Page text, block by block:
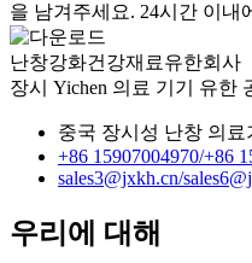
을 남겨주세요. 24시간 이내
난창강화건강재료유한회사
장시 Yichen 의료 기기 유한
중국 장시성 난창 의료
+86 15907004970/+86
sales3@jxkh.cn/
우리에 대해